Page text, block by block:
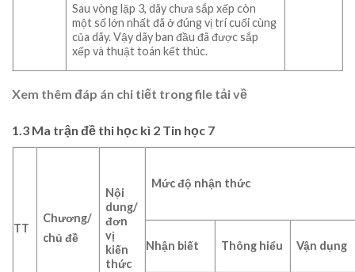
Sau vòng lặp 3, dãy chưa sắp xếp còn
một số lớn nhất đã ở đúng vị trí cuối cùng
của dãy. Vậy dãy ban đầu đã được sắp
xếp và thuật toán kết thúc.
Xem thêm đáp án chi tiết trong file tải về
1.3 Ma trận đề thi học kì 2 Tin học 7
TT
Chương/
chủ đề
Nội
dung/
đơn
vị
kiến
thức
Mức độ nhận thức
Nhận biết Thông hiểu Vận dụng